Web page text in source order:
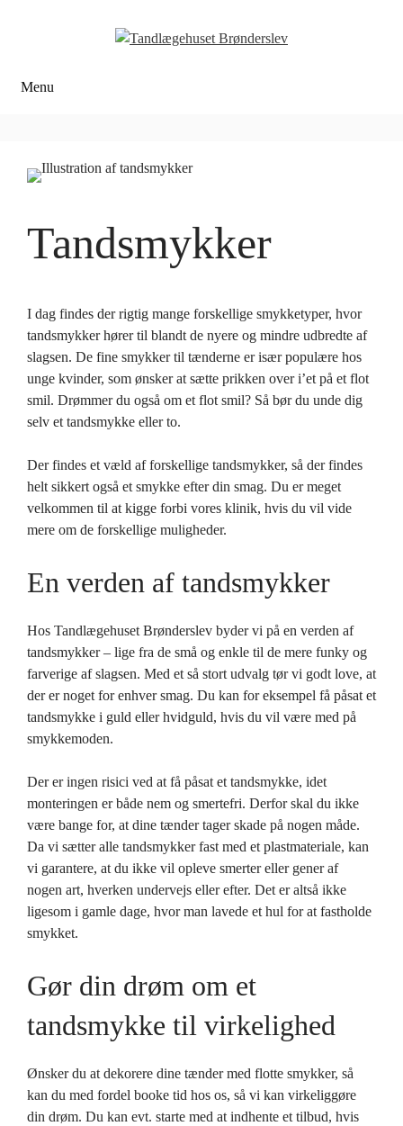
Menu
Tandsmykker
I dag findes der rigtig mange forskellige smykketyper, hvor
tandsmykker hører til blandt de nyere og mindre udbredte af
slagsen. De fine smykker til tænderne er især populære hos
unge kvinder, som ønsker at sætte prikken over i’et på et flot
smil. Drømmer du også om et flot smil? Så bør du unde dig
selv et tandsmykke eller to.
Der findes et væld af forskellige tandsmykker, så der findes
helt sikkert også et smykke efter din smag. Du er meget
velkommen til at kigge forbi vores klinik, hvis du vil vide
mere om de forskellige muligheder.
En verden af tandsmykker
Hos Tandlægehuset Brønderslev byder vi på en verden af
tandsmykker – lige fra de små og enkle til de mere funky og
farverige af slagsen. Med et så stort udvalg tør vi godt love, at
der er noget for enhver smag. Du kan for eksempel få påsat et
tandsmykke i guld eller hvidguld, hvis du vil være med på
smykkemoden.
Der er ingen risici ved at få påsat et tandsmykke, idet
monteringen er både nem og smertefri. Derfor skal du ikke
være bange for, at dine tænder tager skade på nogen måde.
Da vi sætter alle tandsmykker fast med et plastmateriale, kan
vi garantere, at du ikke vil opleve smerter eller gener af
nogen art, hverken undervejs eller efter. Det er altså ikke
ligesom i gamle dage, hvor man lavede et hul for at fastholde
smykket.
Gør din drøm om et
tandsmykke til virkelighed
Ønsker du at dekorere dine tænder med flotte smykker, så
kan du med fordel booke tid hos os, så vi kan virkeliggøre
din drøm. Du kan evt. starte med at indhente et tilbud, hvis